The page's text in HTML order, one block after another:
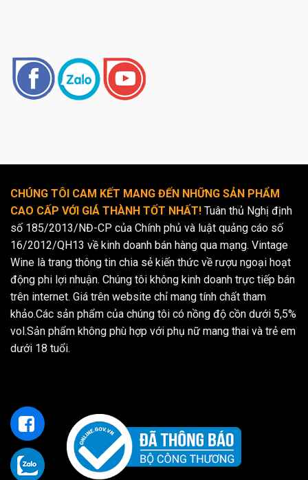
CHÚNG TÔI CAM KẾT MANG ĐẾN NHỮNG SẢN PHẨM
CAO CẤP VỚI GIÁ THÀNH TỐT NHẤT! Tuân thủ Nghị định
số 185/2013/NĐ-CP của Chính phủ và luật quảng cáo số
16/2012/QH13 về kinh doanh bán hàng qua mạng. Vintage
Wine là trang thông tin chia sẻ kiến thức về rượu ngoại hoạt
động phi lợi nhuận. Chúng tôi không kinh doanh trực tiếp bán
trên internet. Giá trên website chỉ mang tính chất tham
khảo.Các sản phẩm của chúng tôi có nồng độ cồn dưới 5,5%
vol.Sản phẩm không phù hợp với phụ nữ mang thai và trẻ em
dưới 18 tuổi.